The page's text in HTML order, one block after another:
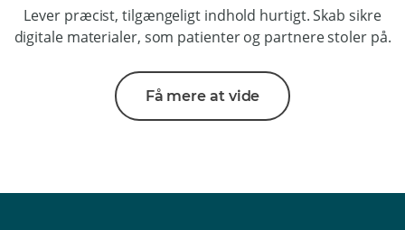
Lever præcist, tilgængeligt indhold hurtigt. Skab sikre
digitale materialer, som patienter og partnere stoler på.
Få mere at vide